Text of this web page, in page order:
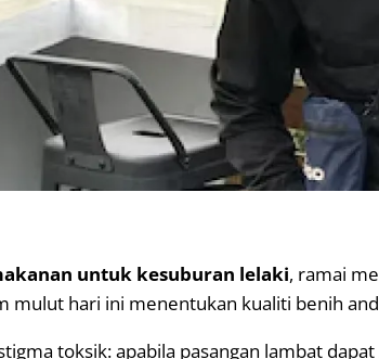
untuk kesuburan lelaki, ramai
mulut hari ini menentukan kualiti benih
toksik: apabila pasangan lambat